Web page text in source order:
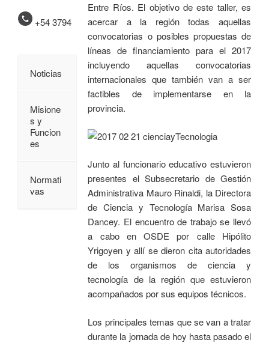
Entre Ríos. El objetivo de este taller, es
acercar a la región todas aquellas
convocatorias o posibles propuestas de
líneas de financiamiento para el 2017
incluyendo aquellas convocatorias
internacionales que también van a ser
factibles de implementarse en la
provincia.
Junto al funcionario educativo estuvieron
presentes el Subsecretario de Gestión
Administrativa Mauro Rinaldi, la Directora
de Ciencia y Tecnología Marisa Sosa
Dancey. El encuentro de trabajo se llevó
a cabo en OSDE por calle Hipólito
Yrigoyen y allí se dieron cita autoridades
de los organismos de ciencia y
tecnología de la región que estuvieron
acompañados por sus equipos técnicos.
Los principales temas que se van a tratar
durante la jornada de hoy hasta pasado el
+54 3794
Noticias
Misione
s y
Funcion
es
Normati
vas